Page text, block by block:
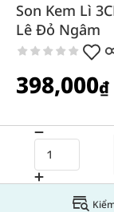
Son Kem Lì
Lê Đỏ Ngâm
398,000₫